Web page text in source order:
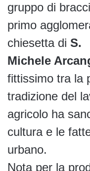
gruppo di
primo
chiesetta di S.
Michele
fittissimo tra la
tradizione del
agricolo ha
cultura e le
urbano.
Nota per la